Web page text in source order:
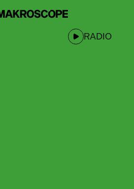
RADIO